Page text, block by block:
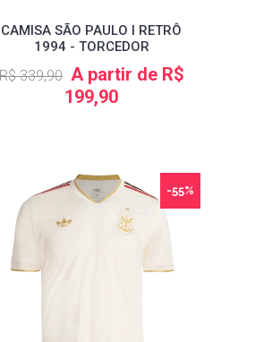
CAMISA SÃO PAULO I RETRÔ
1994 - TORCEDOR
339,90 A partir de R$
199,90
-55%